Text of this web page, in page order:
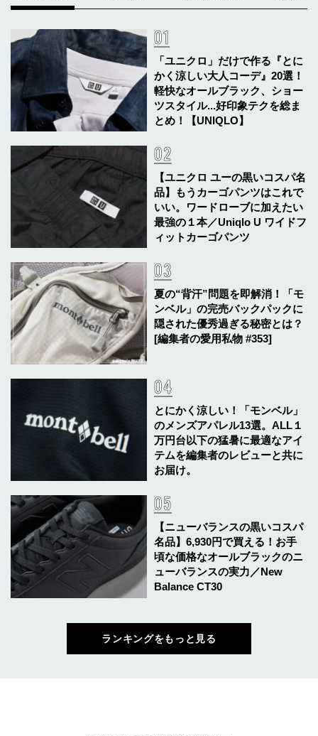
「ユニクロ」だけで作る『とに
かく涼しい大人コーデ』20選！
軽快なオールブラック、ショー
ツスタイル...好印象テクを総ま
とめ！【UNIQLO】
【ユニクロ ユーの黒いコスパ名
品】もうカーゴパンツはこれで
いい。ワードローブに加えたい
最強の１本／Uniqlo U ワイドフ
ィットカーゴパンツ
夏の“背汗”問題を即解消！「モ
ンベル」の完売バックパックに
隠された優秀過ぎる秘密とは？
[編集者の愛用私物 #353]
とにかく涼しい！「モンベル」
のメンズアパレル13選。ALL１
万円台以下の猛暑に最適なアイ
テムを編集者のレビューと共に
お届け。
【ニューバランスの黒いコスパ
名品】6,930円で買える！お手
頃な価格なオールブラックのニ
ューバランスの実力／New
Balance CT30
ランキングをもっと見る